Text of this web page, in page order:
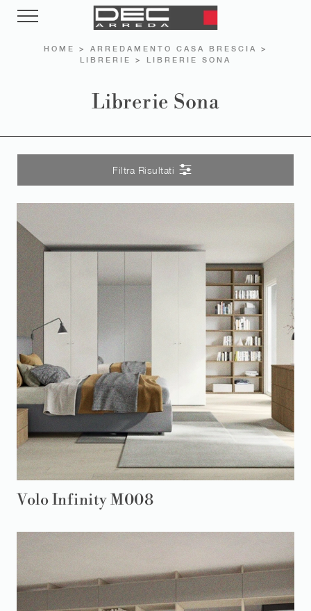
HOME > ARREDAMENTO CASA BRESCIA
>
LIBRERIE
> LIBRERIE SONA
Librerie Sona
Filtra Risultati
Volo Infinity M008